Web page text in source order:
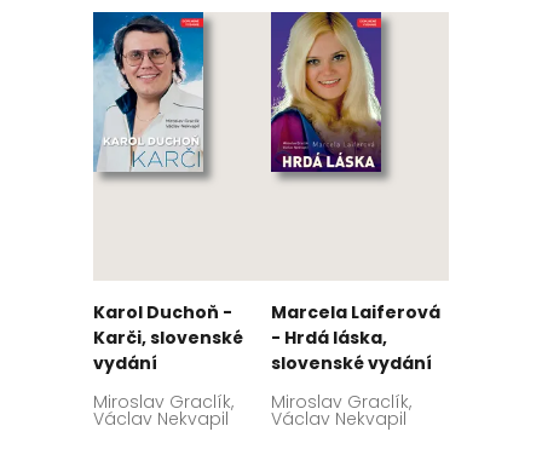
Karol Duchoň -
Karči, slovenské
vydání
Miroslav Graclík,
Václav Nekvapil
Marcela Laiferová
- Hrdá láska,
slovenské vydání
Miroslav Graclík,
Václav Nekvapil